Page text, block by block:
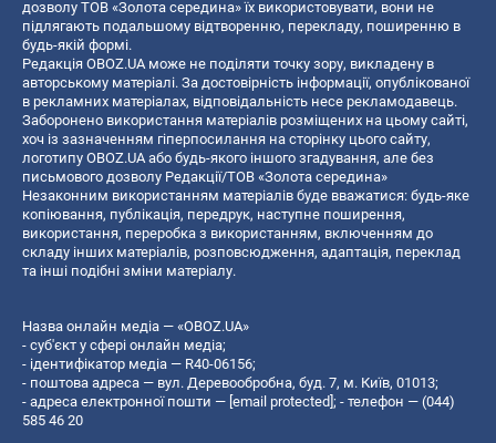
дозволу ТОВ «Золота середина» їх використовувати, вони не
підлягають подальшому відтворенню, перекладу, поширенню в
будь-якій формі.
Редакція OBOZ.UA може не поділяти точку зору, викладену в
авторському матеріалі. За достовірність інформації, опублікованої
в рекламних матеріалах, відповідальність несе рекламодавець.
Заборонено використання матеріалів розміщених на цьому сайті,
хоч із зазначенням гіперпосилання на сторінку цього сайту,
логотипу OBOZ.UA або будь-якого іншого згадування, але без
письмового дозволу Редакції/ТОВ «Золота середина»
Незаконним використанням матеріалів буде вважатися: будь-яке
копiювання, публiкацiя, передрук, наступне поширення,
використання, переробка з використанням, включенням до
складу інших матеріалів, розповсюдження, адаптація, переклад
та інші подібні зміни матеріалу.
Назва онлайн медіа — «OBOZ.UA»
- суб'єкт у сфері онлайн медіа;
- ідентифікатор медіа — R40-06156;
- поштова адреса — вул. Деревообробна, буд. 7, м. Київ, 01013;
- адреса електронної пошти — [email protected]; - телефон — (044)
585 46 20